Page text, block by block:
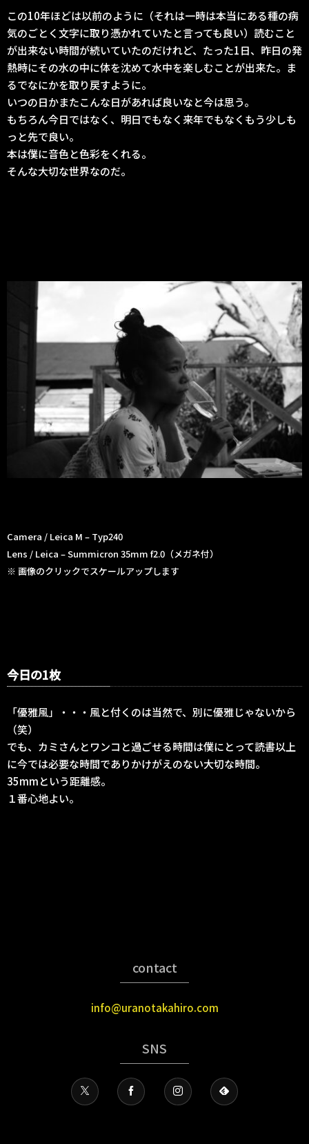
この10年ほどは以前のように（それは一時は本当にある種の病
気のごとく文字に取り憑かれていたと言っても良い）読むこと
が出来ない時間が続いていたのだけれど、たった1日、昨日の発
熱時にその水の中に体を沈めて水中を楽しむことが出来た。ま
るでなにかを取り戻すように。
いつの日かまたこんな日があれば良いなと今は思う。
もちろん今日ではなく、明日でもなく来年でもなくもう少しも
っと先で良い。
本は僕に音色と色彩をくれる。
そんな大切な世界なのだ。
Camera / Leica M – Typ240
Lens / Leica – Summicron 35mm f2.0（メガネ付）
※ 画像のクリックでスケールアップします
今日の1枚
「優雅風」・・・風と付くのは当然で、別に優雅じゃないから
（笑）
でも、カミさんとワンコと過ごせる時間は僕にとって読書以上
に今では必要な時間でありかけがえのない大切な時間。
35mmという距離感。
１番心地よい。
contact
info@uranotakahiro.com
SNS